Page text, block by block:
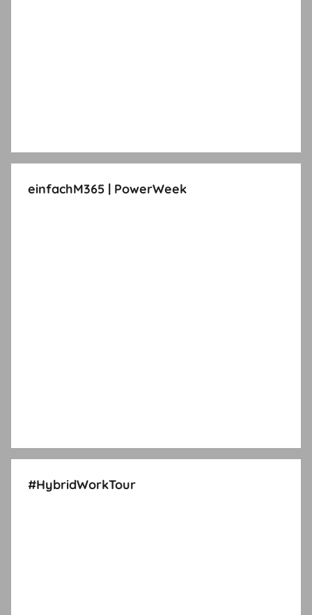
einfachM365 | PowerWeek
#HybridWorkTour